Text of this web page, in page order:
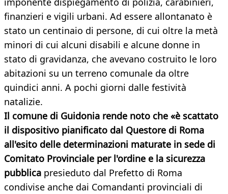
finanzieri e vigili urbani. Ad essere allontanato è
stato un centinaio di persone, di cui oltre la metà
minori di cui alcuni disabili e alcune donne in
stato di gravidanza, che avevano costruito le loro
abitazioni su un terreno comunale da oltre
quindici anni. A pochi giorni dalle festività
natalizie.
Il comune di Guidonia rende noto che «è scattato
il dispositivo pianificato dal Questore di Roma
all'esito delle determinazioni maturate in sede di
Comitato Provinciale per l'ordine e la sicurezza
pubblica presieduto dal Prefetto di Roma
condivise anche dai Comandanti provinciali di